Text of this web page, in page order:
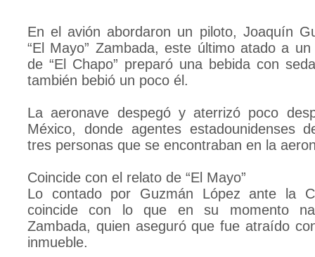
En el avión abordaron un piloto, Joaquín
“El Mayo” Zambada, este último atado a
de “El Chapo” preparó una bebida con
también bebió un poco él.
La aeronave despegó y aterrizó poco
México, donde agentes estadounidenses
tres personas que se encontraban en la
Coincide con el relato de “El Mayo”
Lo contado por Guzmán López ante la
coincide con lo que en su momento
Zambada, quien aseguró que fue atraído
inmueble.